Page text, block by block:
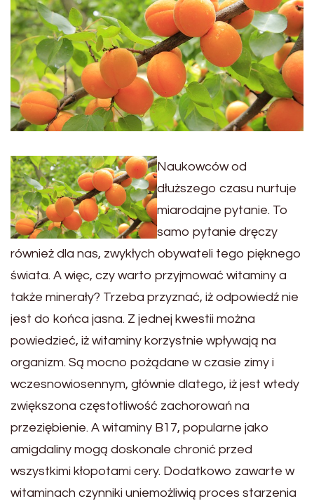
Naukowców od
dłuższego czasu nurtuje
miarodajne pytanie. To
samo pytanie dręczy
również dla nas, zwykłych obywateli tego pięknego
świata. A więc, czy warto przyjmować witaminy a
także minerały? Trzeba przyznać, iż odpowiedź nie
jest do końca jasna. Z jednej kwestii można
powiedzieć, iż witaminy korzystnie wpływają na
organizm. Są mocno pożądane w czasie zimy i
wczesnowiosennym, głównie dlatego, iż jest wtedy
zwiększona częstotliwość zachorowań na
przeziębienie. A witaminy B17, popularne jako
amigdaliny mogą doskonale chronić przed
wszystkimi kłopotami cery. Dodatkowo zawarte w
witaminach czynniki uniemożliwią proces starzenia